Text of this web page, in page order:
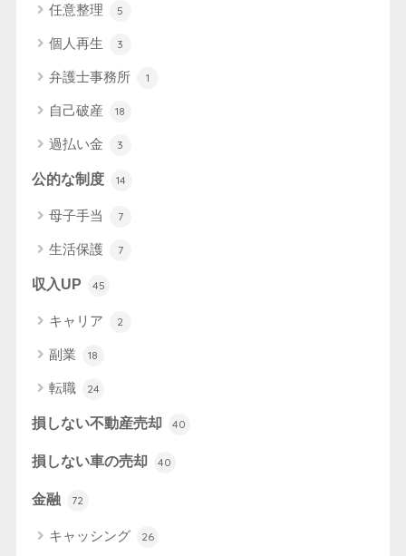
任意整理 5
個人再生 3
弁護士事務所 1
自己破産 18
過払い金 3
公的な制度 14
母子手当 7
生活保護 7
収入UP 45
キャリア 2
副業 18
転職 24
損しない不動産売却 40
損しない車の売却 40
金融 72
キャッシング 26